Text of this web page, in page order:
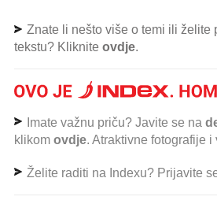
Znate li nešto više o temi ili želite
tekstu? Kliknite ovdje.
Imate važnu priču? Javite se na
klikom ovdje. Atraktivne fotografije
Želite raditi na Indexu? Prijavite